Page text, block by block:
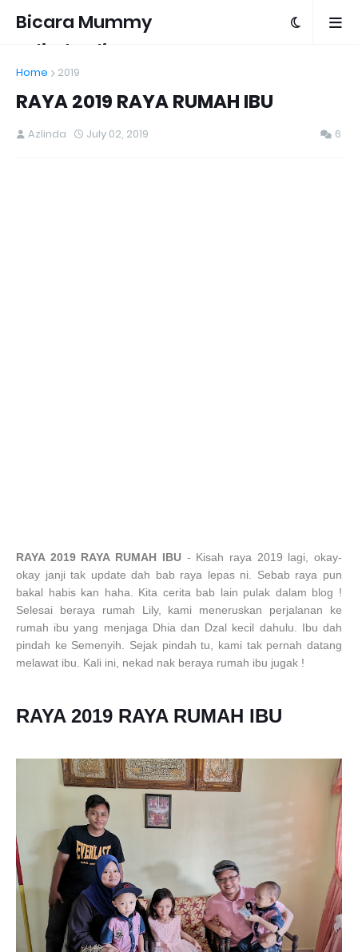
Bicara Mummy
Azlinda Alin
Home 2019
RAYA 2019 RAYA RUMAH IBU
Azlinda July 02, 2019 6
RAYA 2019 RAYA RUMAH IBU- Kisah raya 2019 lagi, okay-
okay janji tak update dah bab raya lepas ni. Sebab raya pun
bakal habis kan haha. Kita cerita bab lain pulak dalam blog !
Selesai beraya rumah Lily, kami meneruskan perjalanan ke
rumah ibu yang menjaga Dhia dan Dzal kecil dahulu. Ibu dah
pindah ke Semenyih. Sejak pindah tu, kami tak pernah datang
melawat ibu. Kali ini, nekad nak beraya rumah ibu jugak !
RAYA 2019 RAYA RUMAH IBU